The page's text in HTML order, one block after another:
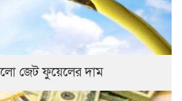
জেট ফুয়েলের দাম